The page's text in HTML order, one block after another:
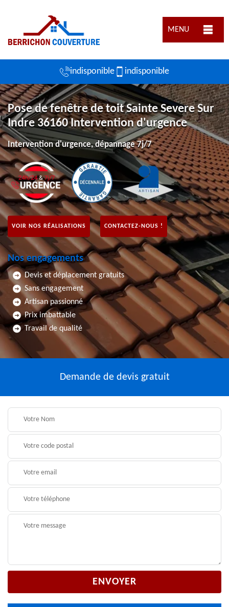
MENU
indisponible indisponible
Pose de fenêtre de toit Sainte Severe Sur
Indre 36160 Intervention d'urgence
Intervention d'urgence, dépannage 7j/7
VOIR NOS RÉALISATIONS CONTACTEZ-NOUS !
Nos engagements
Devis et déplacement gratuits
Sans engagement
Artisan passionné
Prix imbattable
Travail de qualité
Demande de devis gratuit